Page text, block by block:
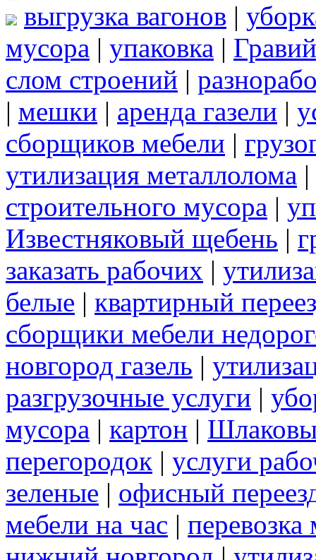
выгрузка вагонов |
мусора | упаковка |
слом строений |
| мешки | аренда газели |
сборщиков мебели |
утилизация металлолома |
строительного мусора |
Известняковый щебень |
заказать рабочих |
белые | квартирный
сборщики мебели
новгород газель |
разгрузочные услуги |
мусора | картон |
перегородок | услуги
зеленые | офисный
мебели на час |